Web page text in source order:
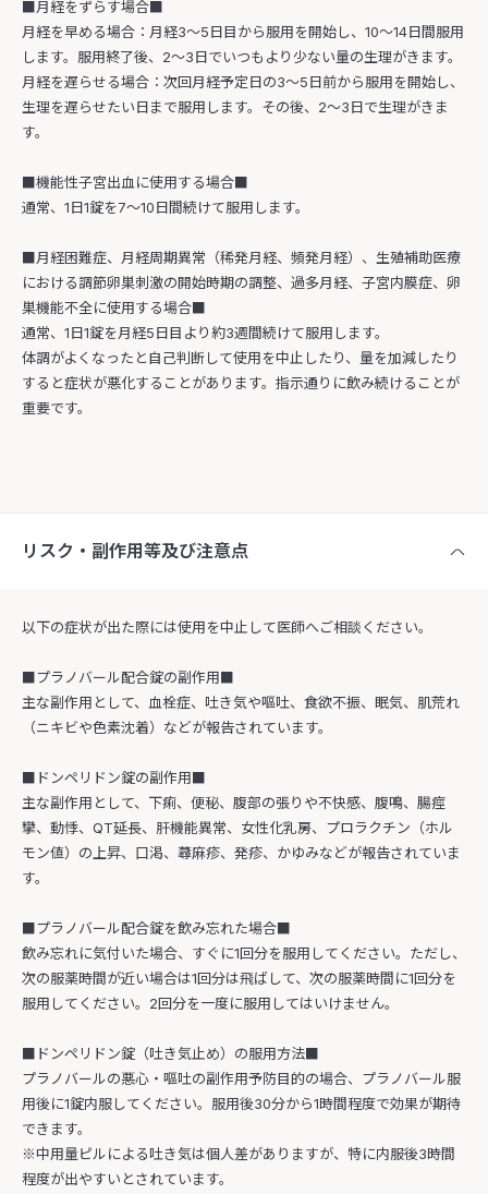
■月経をずらす場合■
月経を早める場合：月経3〜5日目から服用を開始し、10〜14日間服用
します。服用終了後、2〜3日でいつもより少ない量の生理がきます。
月経を遅らせる場合：次回月経予定日の3〜5日前から服用を開始し、
生理を遅らせたい日まで服用します。その後、2〜3日で生理がきま
す。
■機能性子宮出血に使用する場合■
通常、1日1錠を7〜10日間続けて服用します。
■月経困難症、月経周期異常（稀発月経、頻発月経）、生殖補助医療
における調節卵巣刺激の開始時期の調整、過多月経、子宮内膜症、卵
巣機能不全に使用する場合■
通常、1日1錠を月経5日目より約3週間続けて服用します。
体調がよくなったと自己判断して使用を中止したり、量を加減したり
すると症状が悪化することがあります。指示通りに飲み続けることが
重要です。
リスク・副作用等及び注意点
以下の症状が出た際には使用を中止して医師へご相談ください。
■プラノバール配合錠の副作用■
主な副作用として、血栓症、吐き気や嘔吐、食欲不振、眠気、肌荒れ
（ニキビや色素沈着）などが報告されています。
■ドンペリドン錠の副作用■
主な副作用として、下痢、便秘、腹部の張りや不快感、腹鳴、腸痙
攣、動悸、QT延長、肝機能異常、女性化乳房、プロラクチン（ホル
モン値）の上昇、口渇、蕁麻疹、発疹、かゆみなどが報告されていま
す。
■プラノバール配合錠を飲み忘れた場合■
飲み忘れに気付いた場合、すぐに1回分を服用してください。ただし、
次の服薬時間が近い場合は1回分は飛ばして、次の服薬時間に1回分を
服用してください。2回分を一度に服用してはいけません。
■ドンペリドン錠（吐き気止め）の服用方法■
プラノバールの悪心・嘔吐の副作用予防目的の場合、プラノバール服
用後に1錠内服してください。服用後30分から1時間程度で効果が期待
できます。
※中用量ピルによる吐き気は個人差がありますが、特に内服後3時間
程度が出やすいとされています。